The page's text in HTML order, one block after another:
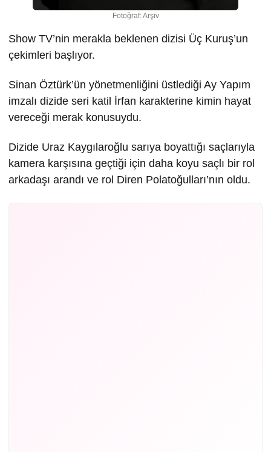
Fotoğraf: Arşiv
Show TV’nin merakla beklenen dizisi Üç Kuruş’un
çekimleri başlıyor.
Sinan Öztürk’ün yönetmenliğini üstlediği Ay Yapım
imzalı dizide seri katil İrfan karakterine kimin hayat
vereceği merak konusuydu.
Dizide Uraz Kaygılaroğlu sarıya boyattığı saçlarıyla
kamera karşısına geçtiği için daha koyu saçlı bir rol
arkadaşı arandı ve rol Diren Polatoğulları’nın oldu.